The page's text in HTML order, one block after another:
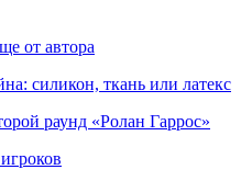
от автора
силикон, ткань или латекс
раунд «Ролан Гаррос»